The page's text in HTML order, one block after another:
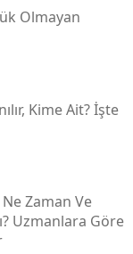
Olmayan
Kime Ait? İşte
Zaman Ve
Uzmanlara Göre